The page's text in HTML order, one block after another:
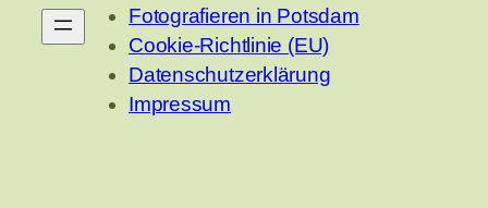
Fotografieren in Potsdam
Cookie-Richtlinie (EU)
Datenschutzerklärung
Impressum